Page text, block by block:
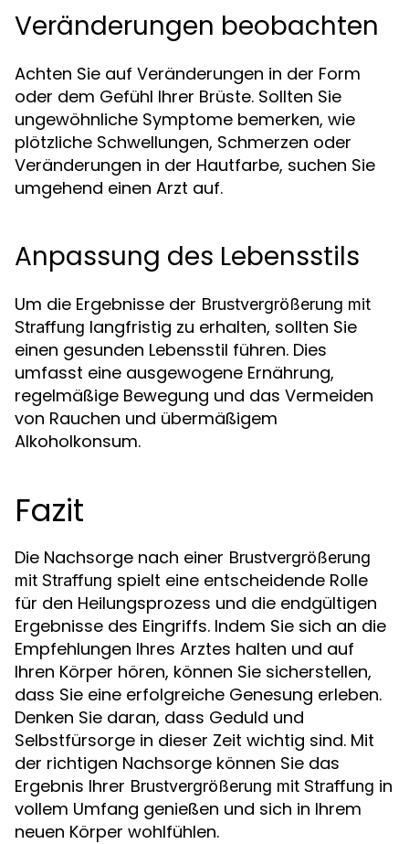
Veränderungen beobachten
Achten Sie auf Veränderungen in der Form
oder dem Gefühl Ihrer Brüste. Sollten Sie
ungewöhnliche Symptome bemerken, wie
plötzliche Schwellungen, Schmerzen oder
Veränderungen in der Hautfarbe, suchen Sie
umgehend einen Arzt auf.
Anpassung des Lebensstils
Um die Ergebnisse der Brustvergrößerung mit
Straffung langfristig zu erhalten, sollten Sie
einen gesunden Lebensstil führen. Dies
umfasst eine ausgewogene Ernährung,
regelmäßige Bewegung und das Vermeiden
von Rauchen und übermäßigem
Alkoholkonsum.
Fazit
Die Nachsorge nach einer Brustvergrößerung
mit Straffung spielt eine entscheidende Rolle
für den Heilungsprozess und die endgültigen
Ergebnisse des Eingriffs. Indem Sie sich an die
Empfehlungen Ihres Arztes halten und auf
Ihren Körper hören, können Sie sicherstellen,
dass Sie eine erfolgreiche Genesung erleben.
Denken Sie daran, dass Geduld und
Selbstfürsorge in dieser Zeit wichtig sind. Mit
der richtigen Nachsorge können Sie das
Ergebnis Ihrer Brustvergrößerung mit Straffung in
vollem Umfang genießen und sich in Ihrem
neuen Körper wohlfühlen.